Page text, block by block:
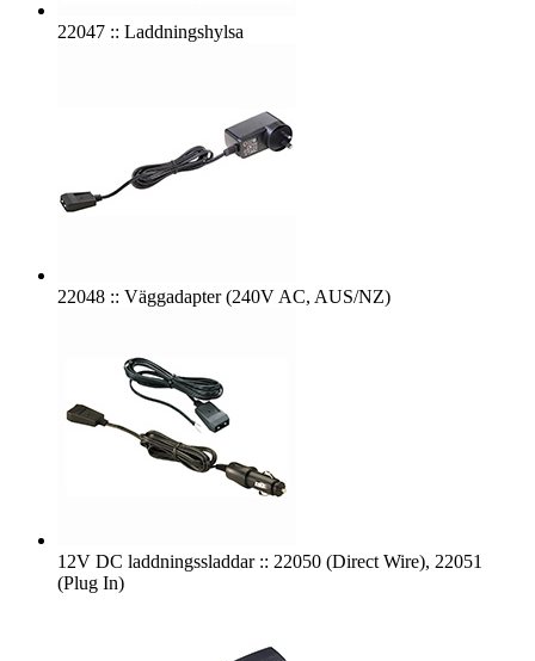
22047 :: Laddningshylsa
22048 :: Väggadapter (240V AC, AUS/NZ)
12V DC laddningssladdar :: 22050 (Direct Wire), 22051
(Plug In)